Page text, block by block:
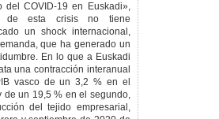
de
del COVID-19 en Euskadi»,
de esta crisis no tiene
un shock internacional,
que ha generado un
En lo que a Euskadi
una contracción interanual
vasco de un 3,2 % en el
un 19,5 % en el segundo,
del tejido empresarial,